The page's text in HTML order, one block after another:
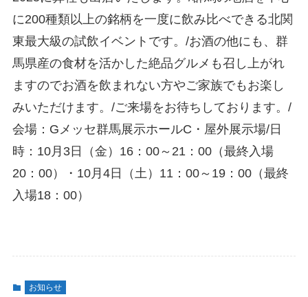
に200種類以上の銘柄を一度に飲み比べできる北関
東最大級の試飲イベントです。/お酒の他にも、群
馬県産の食材を活かした絶品グルメも召し上がれ
ますのでお酒を飲まれない方やご家族でもお楽し
みいただけます。/ご来場をお待ちしております。/
会場：Gメッセ群馬展示ホールC・屋外展示場/日
時：10月3日（金）16：00～21：00（最終入場
20：00）・10月4日（土）11：00～19：00（最終
入場18：00）
お知らせ